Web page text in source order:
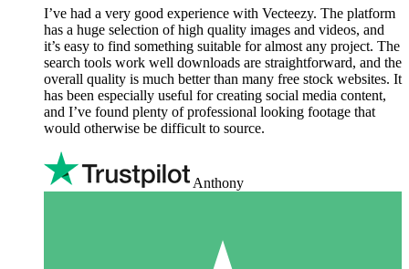
I’ve had a very good experience with Vecteezy. The platform
has a huge selection of high quality images and videos, and
it’s easy to find something suitable for almost any project. The
search tools work well downloads are straightforward, and the
overall quality is much better than many free stock websites. It
has been especially useful for creating social media content,
and I’ve found plenty of professional looking footage that
would otherwise be difficult to source.
Anthony